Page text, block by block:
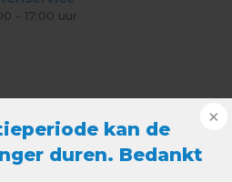
kan de
duren. Bedankt
- 17:00 uur
gram